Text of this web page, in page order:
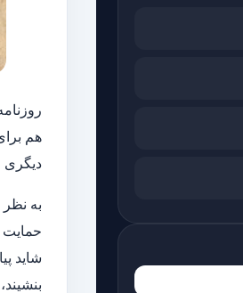
هم
دیگری
به
حمایت
شاید